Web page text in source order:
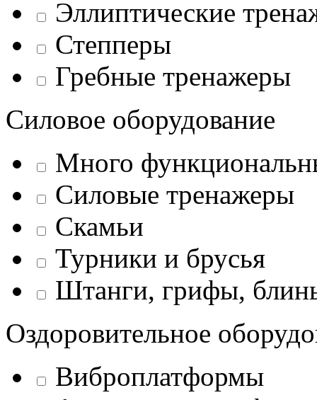
Эллиптические
Степперы
Гребные тренажеры
Силовое оборудование
Много
Силовые тренажеры
Скамьи
Турники и брусья
Штанги, грифы,
Оздоровительное
Виброплатформы